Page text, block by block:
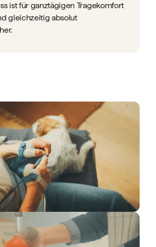
ist für ganztägigen Tragekomfort
gleichzeitig absolut